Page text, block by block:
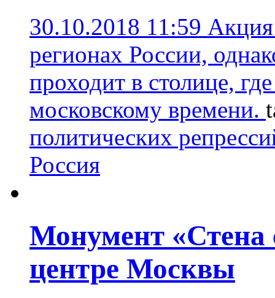
30.10.2018 11:59 Акция
регионах России,
проходит в столице,
московскому времени.
политических
Россия
Монумент «Стена
центре Москвы